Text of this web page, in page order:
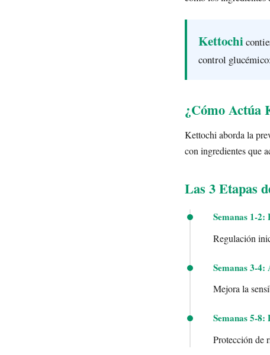
Kettochi
control
¿Cómo Actúa
Kettochi aborda la
con ingredientes que
Las 3 Etapas
Semanas 1-2:
Regulación
Semanas 3-
Mejora la
Semanas 5-
Protección de